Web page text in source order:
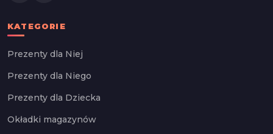
KATEGORIE
Prezenty dla Niej
Prezenty dla Niego
Prezenty dla Dziecka
Okładki magazynów